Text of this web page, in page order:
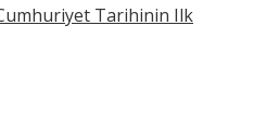
Tarihinin Ilk